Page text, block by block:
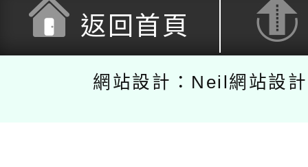
返回首頁
網站設計：Neil網站設